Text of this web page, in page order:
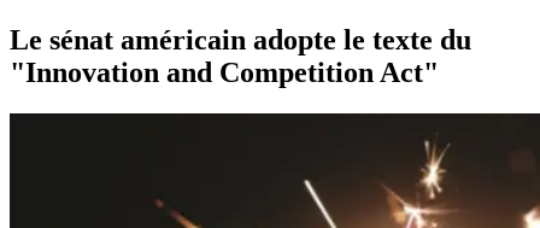
Le sénat américain adopte le texte du
"Innovation and Competition Act"